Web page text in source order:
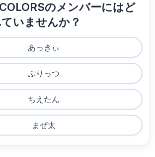
のメンバーにはど
いませんか？
あっきぃ
ぷりっつ
ちえたん
まぜ太